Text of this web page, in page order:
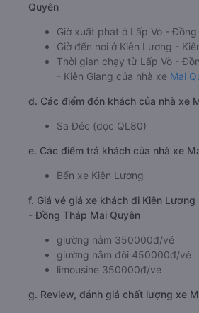
Quyên
Giờ xuất phát ở Lấp Vò -
Giờ đến nơi ở Kiên Lương -
Thời gian chạy từ Lấp Vò -
- Kiên Giang của nhà xe Mai
d. Các điểm đón khách của nhà xe
Sa Đéc (dọc QL80)
e. Các điểm trả khách của nhà xe
Bến xe Kiên Lương
f. Giá vé giá xe khách đi Kiên
- Đồng Tháp Mai Quyên
giường nằm 350000đ/vé
giường nằm đôi 450000đ/vé
limousine 350000đ/vé
g. Review, đánh giá chất lượng xe